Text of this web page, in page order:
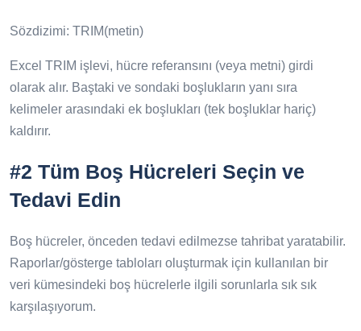
Sözdizimi: TRIM(metin)
Excel TRIM işlevi, hücre referansını (veya metni) girdi
olarak alır. Baştaki ve sondaki boşlukların yanı sıra
kelimeler arasındaki ek boşlukları (tek boşluklar hariç)
kaldırır.
#2 Tüm Boş Hücreleri Seçin ve
Tedavi Edin
Boş hücreler, önceden tedavi edilmezse tahribat yaratabilir.
Raporlar/gösterge tabloları oluşturmak için kullanılan bir
veri kümesindeki boş hücrelerle ilgili sorunlarla sık sık
karşılaşıyorum.